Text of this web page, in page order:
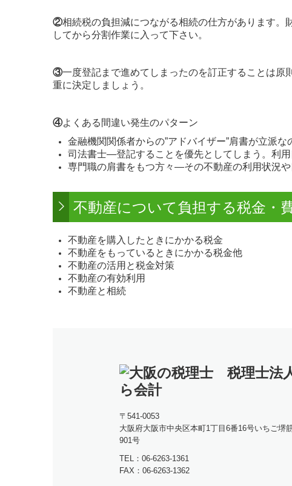
②相続税の負担減につながる相続の仕方があります
してから分割作業に入って下さい。
③一度登記まで進めてしまったのを訂正することは
重に決定しましょう。
④よくある間違い発生のパターン
金融機関関係者からの”アドバイザー”肩書が立派
司法書士―登記することを優先としてしまう。利用
専門職の肩書をもつ方々―その不動産の利用状況
不動産について負担する税金・
不動産を購入したときにかかる税金
不動産をもっているときにかかる税金他
不動産の活用と税金対策
不動産の有効利用
不動産と相続
〒541-0053
大阪府大阪市中央区本町1丁目6番16号いちご堺
901号
TEL： 06-6263-1361
FAX： 06-6263-1362